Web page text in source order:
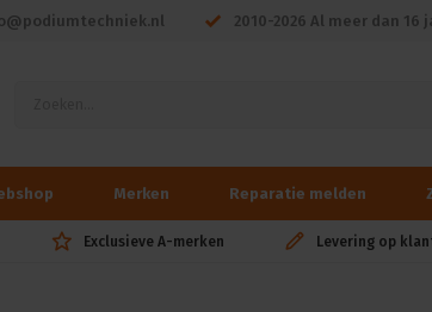
2010-2026 Al meer dan
Merken Reparatie melden
Exclusieve A-merken Levering op